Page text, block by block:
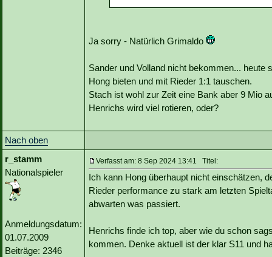
Ja sorry - Natürlich Grimaldo
Sander und Volland nicht bekommen...
Hong bieten und mit Rieder 1:1 tauschen.
Stach ist wohl zur Zeit eine Bank aber 9 Mio
Henrichs wird viel rotieren, oder?
Nach oben
r_stamm
Nationalspieler
Anmeldungsdatum:
01.07.2009
Beiträge: 2346
Verfasst am: 8 Sep 2024 13:41 Titel:
Ich kann Hong überhaupt nicht einschätzen,
Rieder performance zu stark am letzten
abwarten was passiert.
Henrichs finde ich top, aber wie du schon
kommen. Denke aktuell ist der klar S11 und